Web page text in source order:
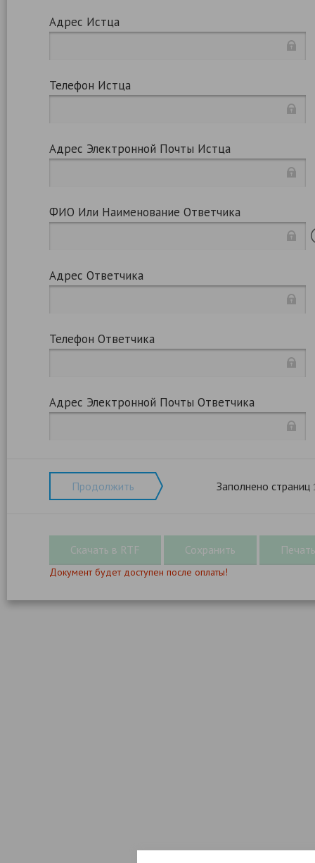
Адрес Истца
Телефон Истца
Адрес Электронной Почты Истца
ФИО Или Наименование Ответчика
Адрес Ответчика
Телефон Ответчика
Адрес Электронной Почты Ответчика
Продолжить Заполнено страниц
Документ будет доступен после оплаты!